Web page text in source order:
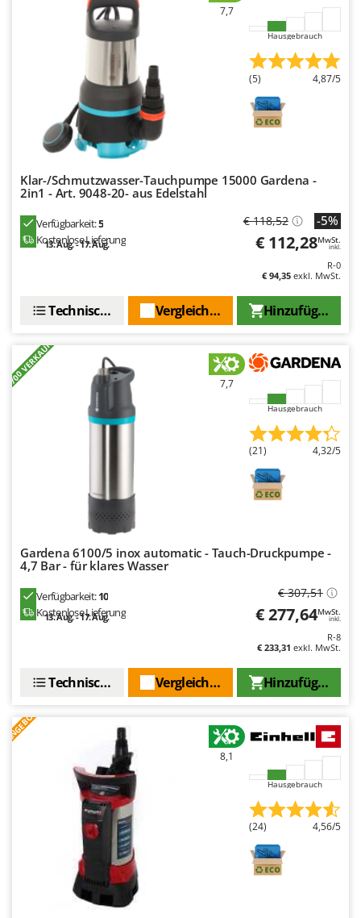
Spiralmac
Spring Protezione
Stanley
Stocker
Sunseeker
T
Tecla
TecnoGen
Tellarini Pompe
Titania
Tre Spade
Trev - Abrek - TecnoVIR
Vesco
Waldner
Wiper EcoRobot
Wolf Garten
Wortex
Yard Force
7,7
Hausgebrauch
(5) 4,87/5
Klar-/Schmutzwasser-Tauchpumpe 15000 Gardena -
2in1 - Art. 9048-20- aus Edelstahl
Verfügbarkeit:5
Kostenlose Lieferung
13. Aug. - 17. Aug.
€ 118,52 -5%
€ 112,28MwSt.
inkl.
R-0
€ 94,35 exkl. MwSt.
Hinzufügen
Vergleichen Sie
Technische Daten
+700 VERKAUFT 7,7
Hausgebrauch
(21) 4,32/5
Gardena 6100/5 inox automatic - Tauch-Druckpumpe -
4,7 Bar - für klares Wasser
Verfügbarkeit:10
Kostenlose Lieferung
13. Aug. - 17. Aug.
€ 307,51
€ 277,64MwSt.
inkl.
R-8
€ 233,31 exkl. MwSt.
Hinzufügen
Vergleichen Sie
Technische Daten
ANGEBOT
8,1
Hausgebrauch
(24) 4,56/5